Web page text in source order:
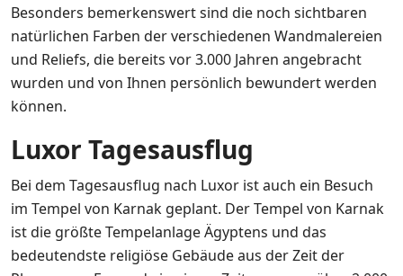
Besonders bemerkenswert sind die noch sichtbaren
natürlichen Farben der verschiedenen Wandmalereien
und Reliefs, die bereits vor 3.000 Jahren angebracht
wurden und von Ihnen persönlich bewundert werden
können.
Luxor Tagesausflug
Bei dem Tagesausflug nach Luxor ist auch ein Besuch
im Tempel von Karnak geplant. Der Tempel von Karnak
ist die größte Tempelanlage Ägyptens und das
bedeutendste religiöse Gebäude aus der Zeit der